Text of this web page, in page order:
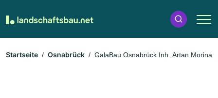
Startseite Osnabrück GalaBau Osnabrück Inh. Artan Morina